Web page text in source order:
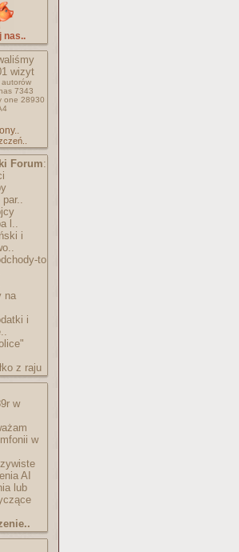
nas..
wizyt
7343
one 28930
Forum:
l..
i
to
na
i
z raju
w
w
AI
lub